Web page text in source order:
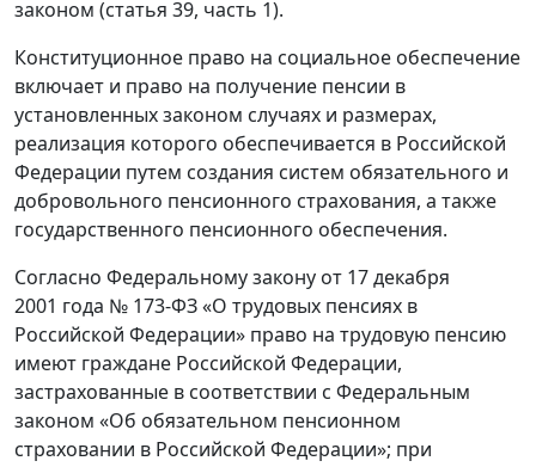
законом (статья 39, часть 1).
Конституционное право на социальное обеспечение
включает и право на получение пенсии в
установленных законом случаях и размерах,
реализация которого обеспечивается в Российской
Федерации путем создания систем обязательного и
добровольного пенсионного страхования, а также
государственного пенсионного обеспечения.
Согласно Федеральному закону от 17 декабря
2001 года № 173-ФЗ «О трудовых пенсиях в
Российской Федерации» право на трудовую пенсию
имеют граждане Российской Федерации,
застрахованные в соответствии с Федеральным
законом «Об обязательном пенсионном
страховании в Российской Федерации»; при